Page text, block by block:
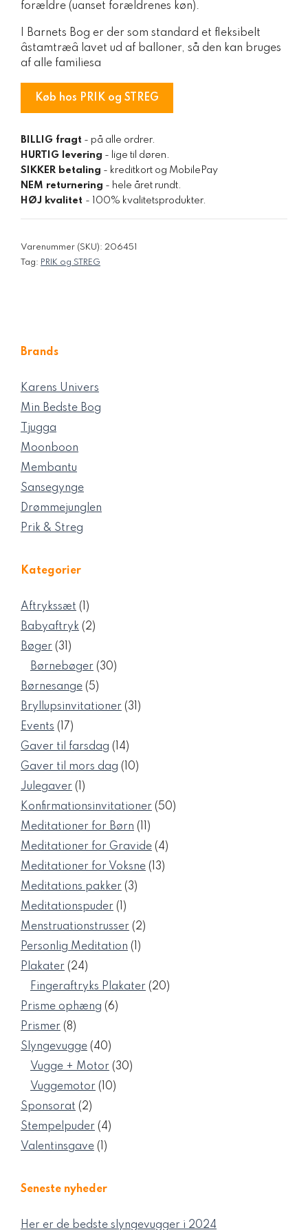
forældre (uanset forældrenes køn).
I Barnets Bog er der som standard et fleksibelt
âstamtræâ lavet ud af balloner, så den kan bruges
af alle familiesa
Køb hos PRIK og STREG
BILLIG fragt - på alle ordrer.
HURTIG levering - lige til døren.
SIKKER betaling - kreditkort og MobilePay
NEM returnering - hele året rundt.
HØJ kvalitet - 100% kvalitetsprodukter.
Varenummer (SKU): 206451
Tag: PRIK og STREG
Brands
Karens Univers
Min Bedste Bog
Tjugga
Moonboon
Membantu
Sansegynge
Drømmejunglen
Prik & Streg
Kategorier
Aftrykssæt 11
vare
Babyaftryk 22
Bøger 3131
varer
Børnebøger 3030
Børnesange 55
varer
Bryllupsinvitationer 3131
Events 1717
varer
Gaver til farsdag 1414
varer
Gaver til mors dag 1010
Julegaver 11
vare
Konfirmationsinvitationer 5050
Meditationer for Børn 1111
varer
Meditationer for Gravide 44
Meditationer for Voksne 1313
Meditations pakker 33
Meditationspuder 11
vare
Menstruationstrusser 22
Personlig Meditation 11
Plakater 2424
varer
Fingeraftryks Plakater 2020
Prisme ophæng 66
Prismer 88
varer
Slyngevugge 4040
varer
Vugge + Motor 3030
Vuggemotor 1010
Sponsorat 22
varer
Stempelpuder 44
Valentinsgave 11
Seneste nyheder
Her er de bedste slyngevugger i 2024